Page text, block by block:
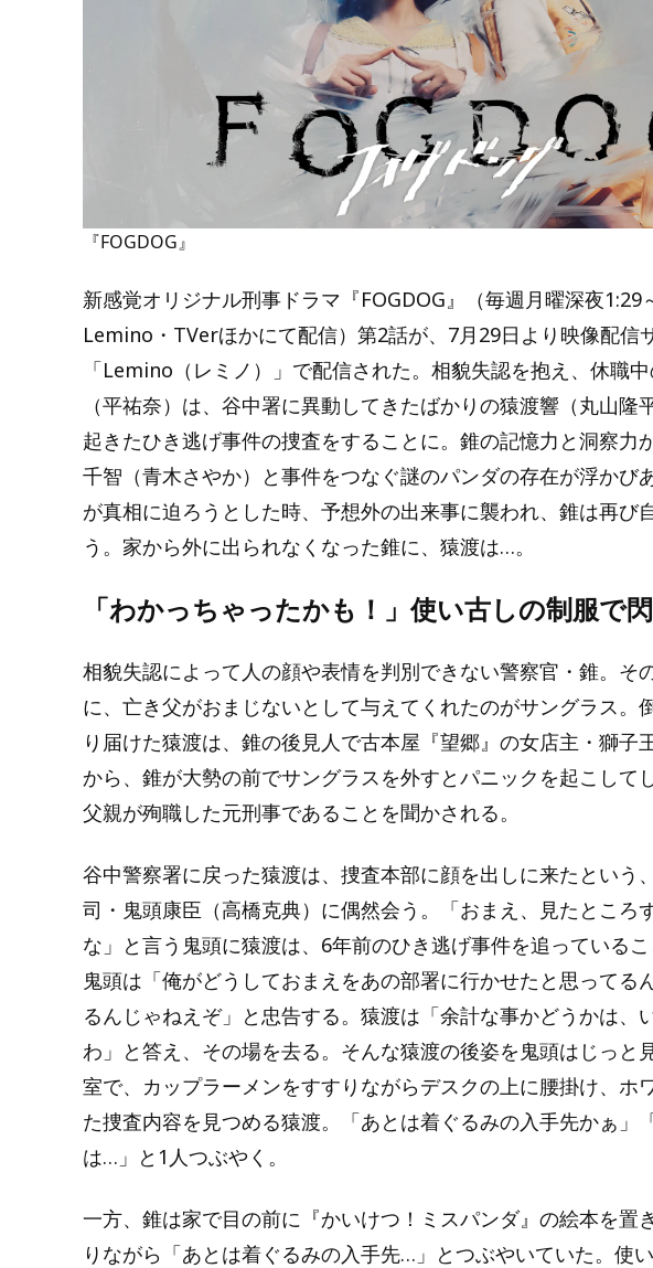
『FOGDOG』
新感覚オリジナル刑事ドラマ『FOGDOG』（毎週月曜深夜1:29
Lemino・TVerほかにて配信）第2話が、7月29日より映像配信
「Lemino（レミノ）」で配信された。相貌失認を抱え、休職
（平祐奈）は、谷中署に異動してきたばかりの猿渡響（丸山隆
起きたひき逃げ事件の捜査をすることに。錐の記憶力と洞察力
千智（青木さやか）と事件をつなぐ謎のパンダの存在が浮かび
が真相に迫ろうとした時、予想外の出来事に襲われ、錐は再び
う。家から外に出られなくなった錐に、猿渡は…。
「わかっちゃったかも！」使い古しの制服で
相貌失認によって人の顔や表情を判別できない警察官・錐。そ
に、亡き父がおまじないとして与えてくれたのがサングラス。
り届けた猿渡は、錐の後見人で古本屋『望郷』の女店主・獅子
から、錐が大勢の前でサングラスを外すとパニックを起こして
父親が殉職した元刑事であることを聞かされる。
谷中警察署に戻った猿渡は、捜査本部に顔を出しに来たという
司・鬼頭康臣（高橋克典）に偶然会う。「おまえ、見たところ
な」と言う鬼頭に猿渡は、6年前のひき逃げ事件を追っているこ
鬼頭は「俺がどうしておまえをあの部署に行かせたと思ってる
るんじゃねえぞ」と忠告する。猿渡は「余計な事かどうかは、
わ」と答え、その場を去る。そんな猿渡の後姿を鬼頭はじっと
室で、カップラーメンをすすりながらデスクの上に腰掛け、ホ
た捜査内容を見つめる猿渡。「あとは着ぐるみの入手先かぁ」
は…」と1人つぶやく。
一方、錐は家で目の前に『かいけつ！ミスパンダ』の絵本を置
りながら「あとは着ぐるみの入手先…」とつぶやいていた。使